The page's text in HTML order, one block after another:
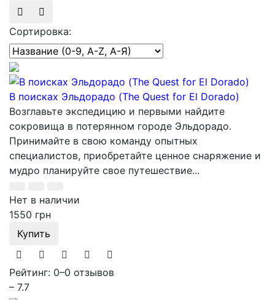
Сортировка:
В поисках Эльдорадо (The Quest for El Dorado)
Возглавьте экспедицию и первыми найдите
сокровища в потерянном городе Эльдорадо.
Принимайте в свою команду опытных
специалистов, приобретайте ценное снаряжение и
мудро планируйте свое путешествие...
Нет в наличии
1550 грн
Купить
Рейтинг: 0–0 отзывов
– 7.7